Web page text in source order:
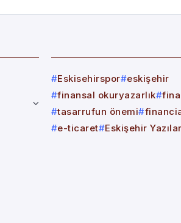
Eskisehirspor
eskişehir
finansal okuryazarlık
tasarrufun önemi
e-ticaret
Eskişehir